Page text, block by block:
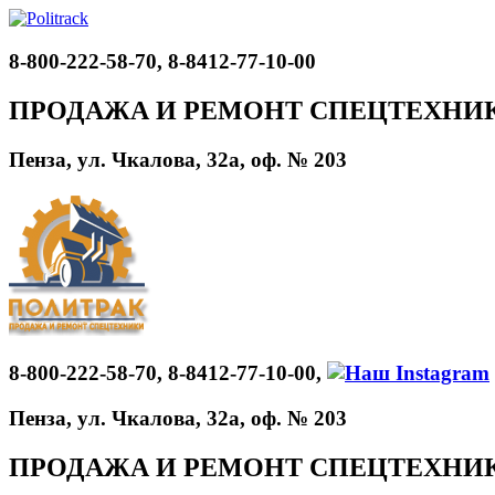
8-800-222-58-70, 8-8412-77-10-00
ПРОДАЖА И РЕМОНТ
Пенза, ул. Чкалова, 32а, оф. № 203
8-800-222-58-70, 8-8412-77-10-00,
Пенза, ул. Чкалова, 32а, оф. № 203
ПРОДАЖА И РЕМОНТ